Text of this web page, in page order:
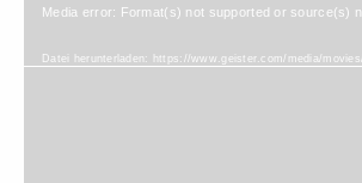
Player
Media error: Format(s) not supported or source(s)
Datei herunterladen: https://www.geister.com/media/